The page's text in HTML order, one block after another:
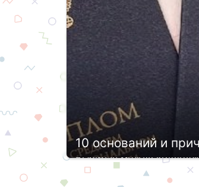
10 оснований и
Выбирая между